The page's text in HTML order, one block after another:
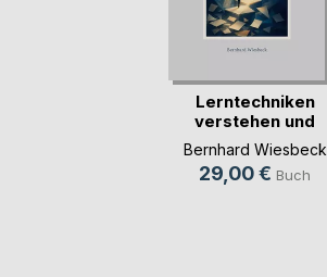
Lerntechniken
verstehen und
anwenden
Bernhard Wiesbeck
29,00 € Buch